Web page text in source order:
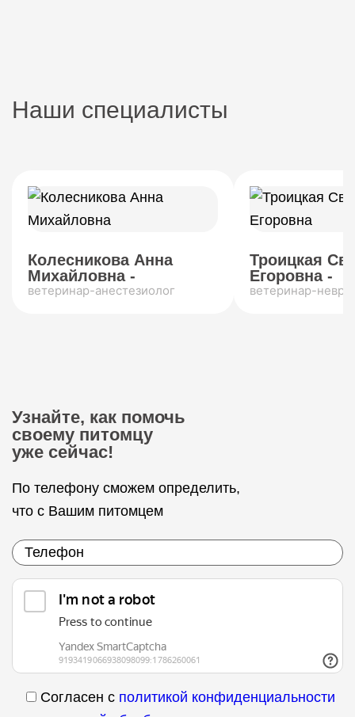
Наши специалисты
Колесникова Анна
Михайловна -
ветеринар-анестезиолог
Троицкая
Егоровна -
ветеринар-
Узнайте, как помочь
своему питомцу
уже сейчас!
По телефону сможем определить,
что с Вашим питомцем
Согласен с политикой конфиденциальности